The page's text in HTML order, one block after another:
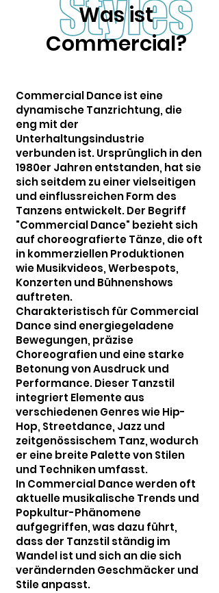
Was ist
Commercial?
Commercial Dance ist eine
dynamische Tanzrichtung, die
eng mit der
Unterhaltungsindustrie
verbunden ist. Ursprünglich in den
1980er Jahren entstanden, hat sie
sich seitdem zu einer vielseitigen
und einflussreichen Form des
Tanzens entwickelt. Der Begriff
"Commercial Dance" bezieht sich
auf choreografierte Tänze, die oft
in kommerziellen Produktionen
wie Musikvideos, Werbespots,
Konzerten und Bühnenshows
auftreten.
Charakteristisch für Commercial
Dance sind energiegeladene
Bewegungen, präzise
Choreografien und eine starke
Betonung von Ausdruck und
Performance. Dieser Tanzstil
integriert Elemente aus
verschiedenen Genres wie Hip-
Hop, Streetdance, Jazz und
zeitgenössischem Tanz, wodurch
er eine breite Palette von Stilen
und Techniken umfasst.
In Commercial Dance werden oft
aktuelle musikalische Trends und
Popkultur-Phänomene
aufgegriffen, was dazu führt,
dass der Tanzstil ständig im
Wandel ist und sich an die sich
verändernden Geschmäcker und
Stile anpasst.